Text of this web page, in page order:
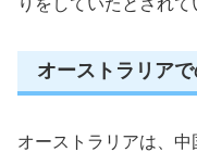
りをしていたとされて
オーストラリアで
オーストラリアは、